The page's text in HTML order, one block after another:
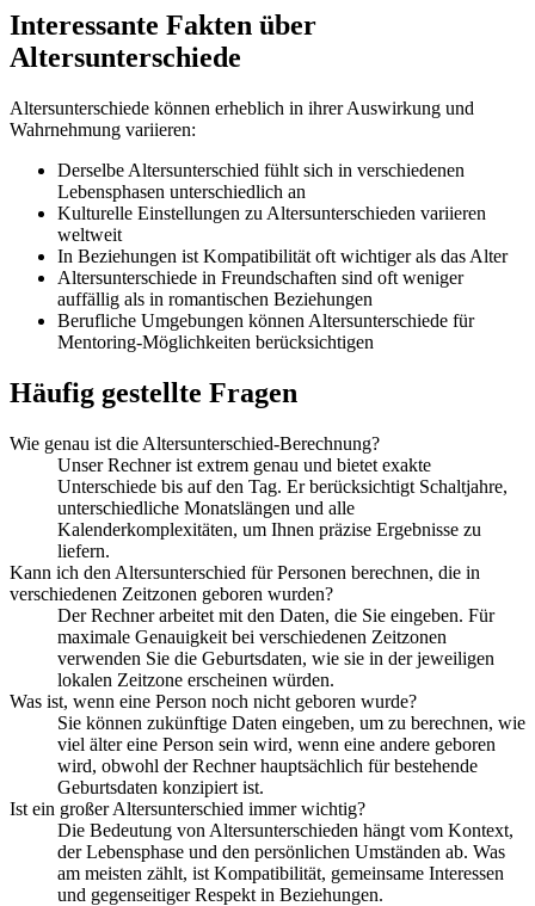
Interessante Fakten über
Altersunterschiede
Altersunterschiede können erheblich in ihrer Auswirkung und
Wahrnehmung variieren:
Derselbe Altersunterschied fühlt sich in verschiedenen
Lebensphasen unterschiedlich an
Kulturelle Einstellungen zu Altersunterschieden variieren
weltweit
In Beziehungen ist Kompatibilität oft wichtiger als das Alter
Altersunterschiede in Freundschaften sind oft weniger
auffällig als in romantischen Beziehungen
Berufliche Umgebungen können Altersunterschiede für
Mentoring-Möglichkeiten berücksichtigen
Häufig gestellte Fragen
Wie genau ist die Altersunterschied-Berechnung?
Unser Rechner ist extrem genau und bietet exakte
Unterschiede bis auf den Tag. Er berücksichtigt Schaltjahre,
unterschiedliche Monatslängen und alle
Kalenderkomplexitäten, um Ihnen präzise Ergebnisse zu
liefern.
Kann ich den Altersunterschied für Personen berechnen, die in
verschiedenen Zeitzonen geboren wurden?
Der Rechner arbeitet mit den Daten, die Sie eingeben. Für
maximale Genauigkeit bei verschiedenen Zeitzonen
verwenden Sie die Geburtsdaten, wie sie in der jeweiligen
lokalen Zeitzone erscheinen würden.
Was ist, wenn eine Person noch nicht geboren wurde?
Sie können zukünftige Daten eingeben, um zu berechnen, wie
viel älter eine Person sein wird, wenn eine andere geboren
wird, obwohl der Rechner hauptsächlich für bestehende
Geburtsdaten konzipiert ist.
Ist ein großer Altersunterschied immer wichtig?
Die Bedeutung von Altersunterschieden hängt vom Kontext,
der Lebensphase und den persönlichen Umständen ab. Was
am meisten zählt, ist Kompatibilität, gemeinsame Interessen
und gegenseitiger Respekt in Beziehungen.